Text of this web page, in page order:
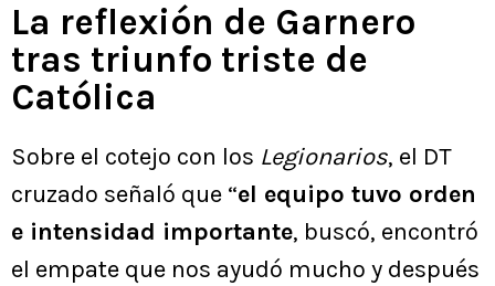
La reflexión de Garnero
tras triunfo triste de
Católica
Sobre el cotejo con los Legionarios, el DT
cruzado señaló que “el equipo tuvo orden
e intensidad importante, buscó, encontró
el empate que nos ayudó mucho y después